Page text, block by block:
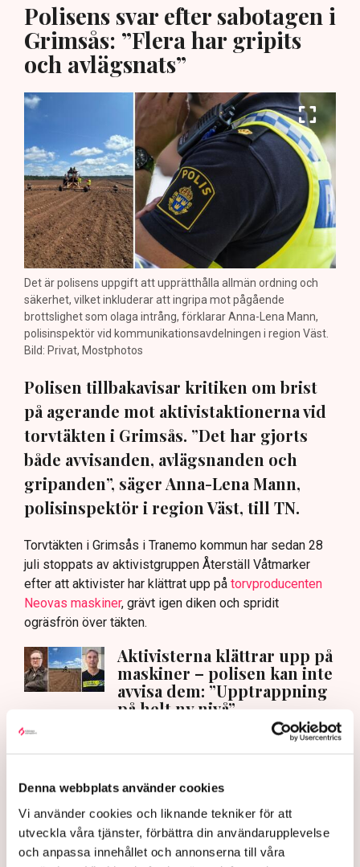
Denna webbplats använder cookies
Vi använder cookies och liknande tekniker för att
utveckla våra tjänster, förbättra din användarupplevelse
och anpassa innehållet och annonserna till våra
Polisens svar efter sabotagen i
Grimsås: ”Flera har gripits
och avlägsnats”
Det är polisens uppgift att upprätthålla allmän ordning och
säkerhet, vilket inkluderar att ingripa mot pågående
brottslighet som olaga intrång, förklarar Anna-Lena Mann,
polisinspektör vid kommunikationsavdelningen i region Väst.
Bild: Privat, Mostphotos
Polisen tillbakavisar kritiken om brist
på agerande mot aktivistaktionerna vid
torvtäkten i Grimsås. ”Det har gjorts
både avvisanden, avlägsnanden och
gripanden”, säger Anna-Lena Mann,
polisinspektör i region Väst, till TN.
Torvtäkten i Grimsås i Tranemo kommun har sedan 28
juli stoppats av aktivistgruppen Återställ Våtmarker
efter att aktivister har klättrat upp på torvproducenten
Neovas maskiner, grävt igen diken och spridit
ogräsfrön över täkten.
Aktivisterna klättrar upp på
maskiner – polisen kan inte
avvisa dem: ”Upptrappning
på helt ny nivå”
Torvtäkten i Grimsås har stoppats av aktivister
sedan 28 juli.
Polisen kritiseras för bristande agerande vid
aktionerna.